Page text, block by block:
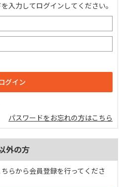
入力してログインしてください。
パスワードをお忘れの方はこちら
外の方
らから会員登録を行ってくださ